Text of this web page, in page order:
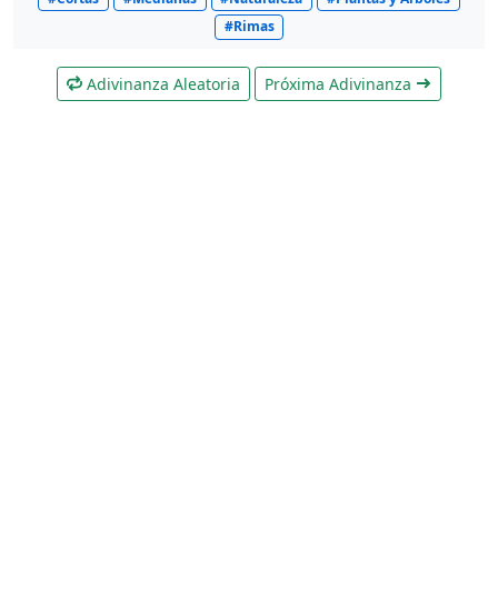
#Rimas
Adivinanza Aleatoria Próxima Adivinanza